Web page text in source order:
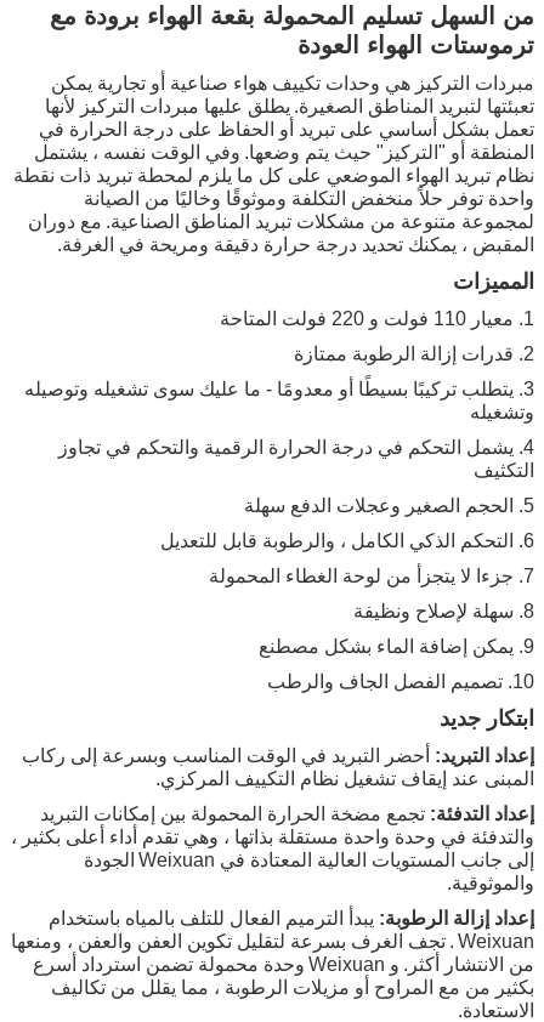
من السهل تسليم المحمولة بقعة الهواء برودة مع
ترموستات الهواء العودة
مبردات التركيز هي وحدات تكييف هواء صناعية أو تجارية يمكن
تعبئتها لتبريد المناطق الصغيرة. يطلق عليها مبردات التركيز لأنها
تعمل بشكل أساسي على تبريد أو الحفاظ على درجة الحرارة في
المنطقة أو "التركيز" حيث يتم وضعها. وفي الوقت نفسه ، يشتمل
نظام تبريد الهواء الموضعي على كل ما يلزم لمحطة تبريد ذات نقطة
واحدة توفر حلاً منخفض التكلفة وموثوقًا وخاليًا من الصيانة
لمجموعة متنوعة من مشكلات تبريد المناطق الصناعية. مع دوران
المقبض ، يمكنك تحديد درجة حرارة دقيقة ومريحة في الغرفة.
المميزات
1. معيار 110 فولت و 220 فولت المتاحة
2. قدرات إزالة الرطوبة ممتازة
3. يتطلب تركيبًا بسيطًا أو معدومًا - ما عليك سوى تشغيله وتوصيله
وتشغيله
4. يشمل التحكم في درجة الحرارة الرقمية والتحكم في تجاوز
التكثيف
5. الحجم الصغير وعجلات الدفع سهلة
6. التحكم الذكي الكامل ، والرطوبة قابل للتعديل
7. جزءا لا يتجزأ من لوحة الغطاء المحمولة
8. سهلة لإصلاح ونظيفة
9. يمكن إضافة الماء بشكل مصطنع
10. تصميم الفصل الجاف والرطب
ابتكار جديد
إعداد التبريد: أحضر التبريد في الوقت المناسب وبسرعة إلى ركاب
المبنى عند إيقاف تشغيل نظام التكييف المركزي.
إعداد التدفئة: تجمع مضخة الحرارة المحمولة بين إمكانات التبريد
والتدفئة في وحدة واحدة مستقلة بذاتها ، وهي تقدم أداء أعلى بكثير ،
إلى جانب المستويات العالية المعتادة في
الجودة
والموثوقية.
إعداد إزالة الرطوبة: يبدأ الترميم الفعال للتلف بالمياه باستخدام
Weixuan
. تجف الغرف بسرعة لتقليل تكوين العفن والعفن ، ومنعها
من الانتشار أكثر. و
وحدة محمولة تضمن استرداد أسرع
بكثير من مع المراوح أو مزيلات الرطوبة ، مما يقلل من تكاليف
الاستعادة.